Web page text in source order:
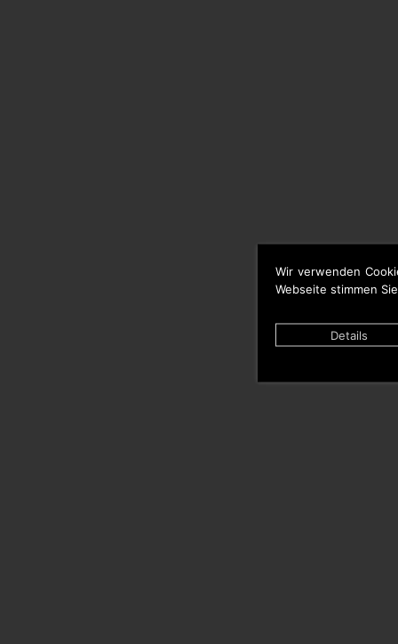
Wir verwenden
Webseite stimmen
Details